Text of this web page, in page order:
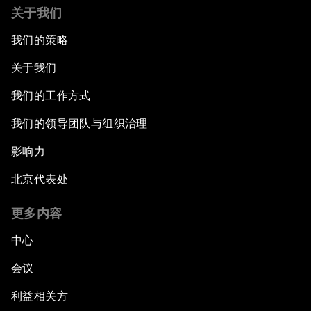
关于我们
我们的策略
关于我们
我们的工作方式
我们的领导团队与组织治理
影响力
北京代表处
更多内容
中心
会议
利益相关方